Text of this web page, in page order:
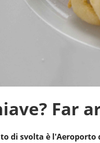
Far
di svolta è l'Aeroporto